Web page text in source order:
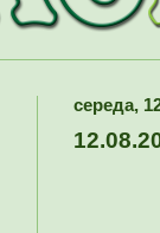
середа,